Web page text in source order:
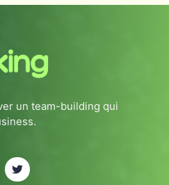
un team-building qui